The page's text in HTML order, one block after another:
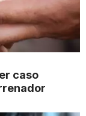
caso